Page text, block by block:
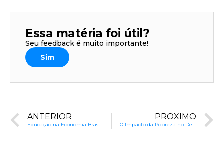
Essa matéria foi útil?
Seu feedback é muito importante!
Sim
ANTERIOR PRÓXIMO